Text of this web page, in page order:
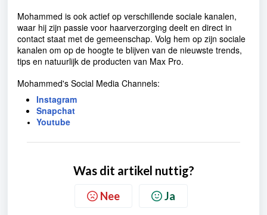
Mohammed is ook actief op verschillende sociale kanalen,
waar hij zijn passie voor haarverzorging deelt en direct in
contact staat met de gemeenschap. Volg hem op zijn sociale
kanalen om op de hoogte te blijven van de nieuwste trends,
tips en natuurlijk de producten van Max Pro.
Mohammed's Social Media Channels:
Instagram
Snapchat
Youtube
Was dit artikel nuttig?
Nee Ja